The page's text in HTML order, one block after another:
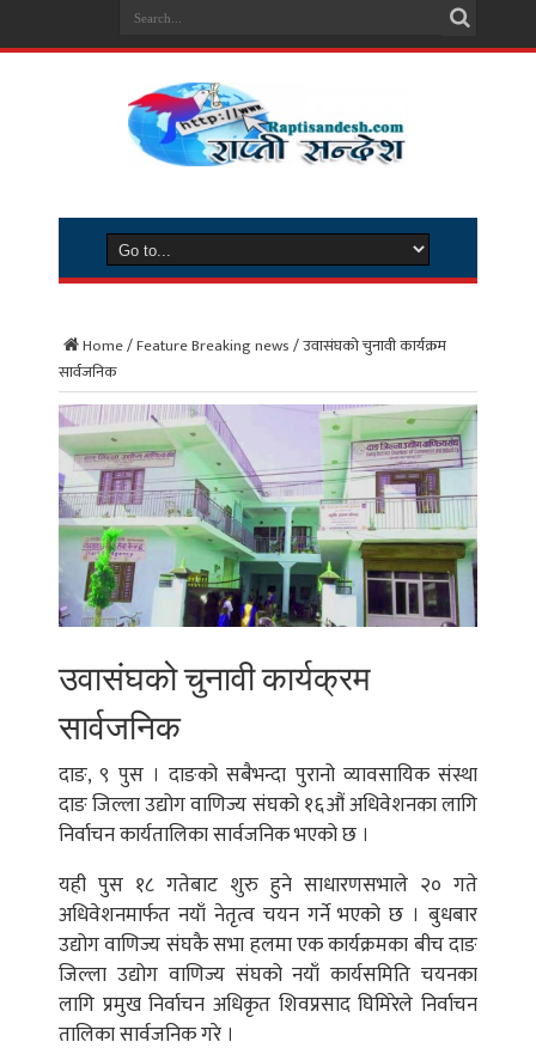
Home/Feature Breaking news/उवासंघको चुनावी कार्यक्रम
सार्वजनिक
उवासंघको चुनावी कार्यक्रम
सार्वजनिक
दाङ, ९ पुस । दाङको सबैभन्दा पुरानो व्यावसायिक संस्था
दाङ जिल्ला उद्योग वाणिज्य संघको १६औं अधिवेशनका लागि
निर्वाचन कार्यतालिका सार्वजनिक भएको छ ।
यही पुस १८ गतेबाट शुरु हुने साधारणसभाले २० गते
अधिवेशनमार्फत नयाँ नेतृत्व चयन गर्ने भएको छ । बुधबार
उद्योग वाणिज्य संघकै सभा हलमा एक कार्यक्रमका बीच दाङ
जिल्ला उद्योग वाणिज्य संघको नयाँ कार्यसमिति चयनका
लागि प्रमुख निर्वाचन अधिकृत शिवप्रसाद घिमिरेले निर्वाचन
तालिका सार्वजनिक गरे ।